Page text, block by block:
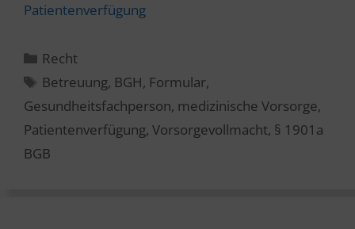
Patientenverfügung
Kategorien
Recht
Schlagwörter
Betreuung, BGH, Formular,
Gesundheitsfachperson, medizinische Vorsorge,
Patientenverfügung, Vorsorgevollmacht, § 1901a
BGB